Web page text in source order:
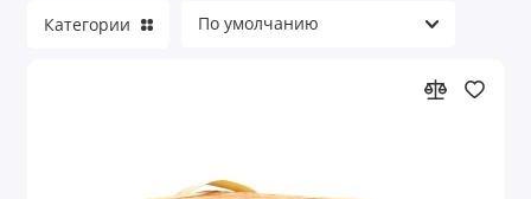
Органайзеры для кухни
Категории